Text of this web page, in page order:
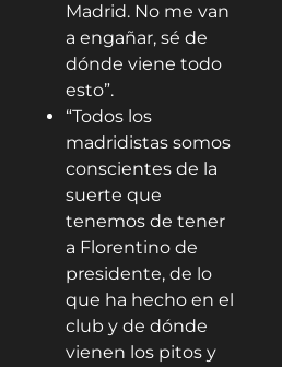
Madrid. No me van
a engañar, sé de
dónde viene todo
esto”.
“Todos los
madridistas somos
conscientes de la
suerte que
tenemos de tener
a Florentino de
presidente, de lo
que ha hecho en el
club y de dónde
vienen los pitos y